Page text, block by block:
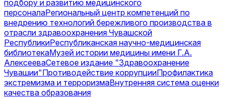
подбору и развитию медицинского
персоналаРегиональный центр компетенций по
внедрению технологий бережливого производства в
отрасли здравоохранения Чувашской
РеспубликиРеспубликанская научно-медицинская
библиотекаМузей истории медицины имени Г.А.
АлексееваСетевое издание "Здравоохранение
Чувашии"Противодействие коррупцииПрофилактика
экстремизма и терроризмаВнутренняя система оценки
качества образования